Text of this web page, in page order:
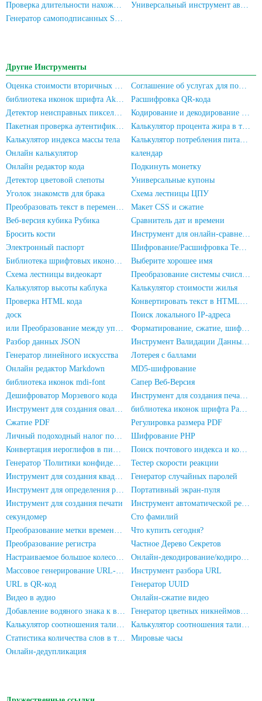
Проверка длительности нахождения мобильного номера в сети
Универсальный инструмент автоматической регистрации
Генератор самоподписанных SSL-сертификатов
Другие Инструменты
Оценка стоимости вторичных компьютеров/мобильных телефонов
Соглашение об услугах для пользователя и Политика конфиденциальности
библиотека иконок шрифта Akar-Icons
Расшифровка QR-кода
Детектор неисправных пикселей экрана
Кодирование и декодирование Base64
Пакетная проверка аутентификации с подтверждением личности для мобильных номеров/идентификационных карт
Калькулятор процента жира в теле
Калькулятор индекса массы тела
Калькулятор потребления питательных веществ
Онлайн калькулятор
календар
Онлайн редактор кода
Подкинуть монетку
Детектор цветовой слепоты
Универсальные купоны
Уголок знакомств для брака
Схема лестницы ЦПУ
Преобразовать текст в переменную JS
Макет CSS и сжатие
Веб-версия кубика Рубика
Сравнитель дат и времени
Бросить кости
Инструмент для онлайн-сравнения текста
Электронный паспорт
Шифрование/Расшифровка Текста
Библиотека шрифтовых иконок font-awesome
Выберите хорошее имя
Схема лестницы видеокарт
Преобразование системы счисления
Калькулятор высоты каблука
Калькулятор стоимости жилья
Проверка HTML кода
Конвертировать текст в HTML-сущности
доск
Поиск локального IP-адреса
или Преобразование между упрощенным и традиционным китайским
Форматирование, сжатие, шифрование/запутывание кода JS
Разбор данных JSON
Инструмент Валидации Данных JSON
Генератор линейного искусства
Лотерея с баллами
Онлайн редактор Markdown
MD5-шифрование
библиотека иконок mdi-font
Сапер Веб-Версия
Дешифроватор Морзевого кода
Инструмент для создания печатей с именем и фамилией
Инструмент для создания овальных печатей
библиотека иконок шрифта PaymentFont
Сжатие PDF
Регулировка размера PDF
Личный подоходный налог подсчитывается онлайн
Шифрование PHP
Конвертация иероглифов в пиньинь
Поиск почтового индекса и кода области
Генератор 'Политики конфиденциальности' для приложения
Тестер скорости реакции
Инструмент для создания квадратных печатей
Генератор случайных паролей
Инструмент для определения разрешения экрана
Портативный экран-пуля
Инструмент для создания печати
Инструмент автоматической регистрации HadSky
секундомер
Сто фамилий
Преобразование метки времени в дату/время
Что купить сегодня?
Преобразование регистра
Частное Дерево Секретов
Настраиваемое большое колесо фортуны
Онлайн-декодирование/кодирование URL
Массовое генерирование URL-адресов
Инструмент разбора URL
URL в QR-код
Генератор UUID
Видео в аудио
Онлайн-сжатие видео
Добавление водяного знака к видео
Генератор цветных никнеймов для WeChat
Калькулятор соотношения талии к бедрам
Калькулятор соотношения талии и роста
Статистика количества слов в тексте
Мировые часы
Онлайн-дедупликация